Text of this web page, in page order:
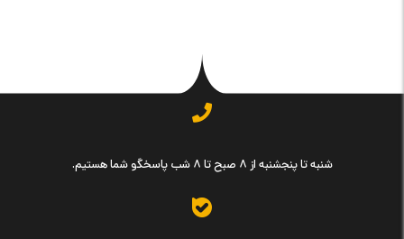
شنبه تا پنجشنبه از ۸ صبح تا ۸ شب پاسخگو شما هستیم.